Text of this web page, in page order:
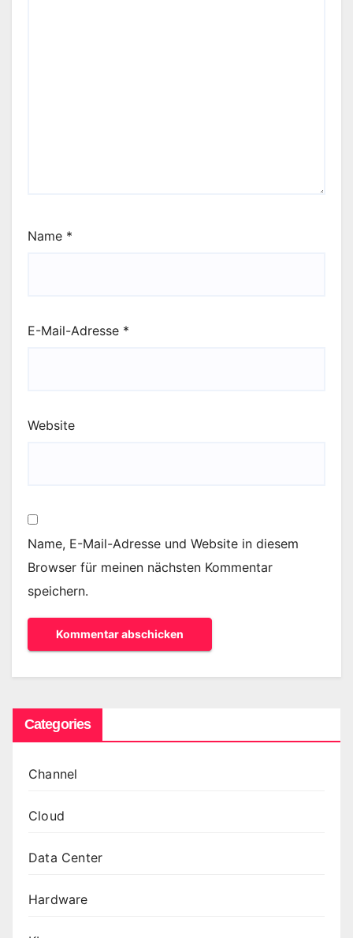
Name *
E-Mail-Adresse *
Website
Name, E-Mail-Adresse und Website in diesem
Browser für meinen nächsten Kommentar
speichern.
Categories
Channel
Cloud
Data Center
Hardware